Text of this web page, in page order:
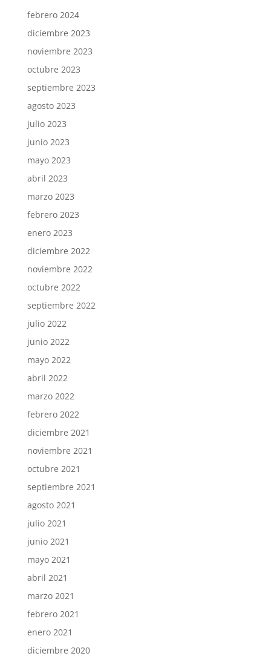
febrero 2024
diciembre 2023
noviembre 2023
octubre 2023
septiembre 2023
agosto 2023
julio 2023
junio 2023
mayo 2023
abril 2023
marzo 2023
febrero 2023
enero 2023
diciembre 2022
noviembre 2022
octubre 2022
septiembre 2022
julio 2022
junio 2022
mayo 2022
abril 2022
marzo 2022
febrero 2022
diciembre 2021
noviembre 2021
octubre 2021
septiembre 2021
agosto 2021
julio 2021
junio 2021
mayo 2021
abril 2021
marzo 2021
febrero 2021
enero 2021
diciembre 2020